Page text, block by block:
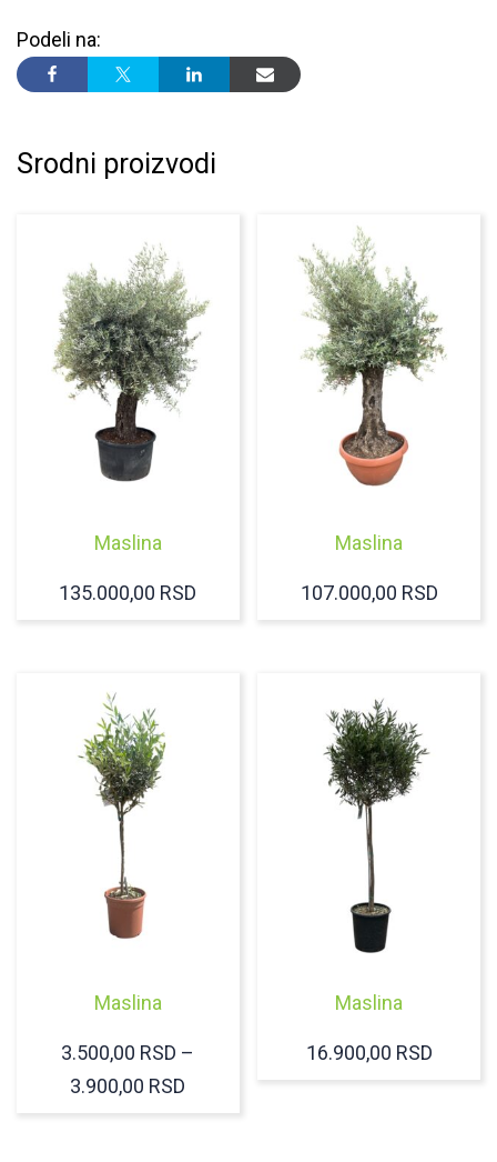
Podeli na:
Srodni proizvodi
Maslina
135.000,00 RSD
Maslina
107.000,00 RSD
Maslina
3.500,00 RSD –
3.900,00 RSD
Maslina
16.900,00 RSD